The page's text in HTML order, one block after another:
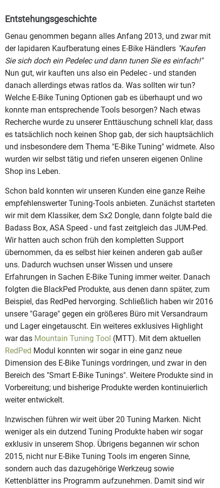
Entstehungsgeschichte
Genau genommen begann alles Anfang 2013, und zwar mit
der lapidaren Kaufberatung eines E-Bike Händlers "Kaufen
Sie sich doch ein Pedelec und dann tunen Sie es einfach!"
Nun gut, wir kauften uns also ein Pedelec - und standen
danach allerdings etwas ratlos da. Was sollten wir tun?
Welche E-Bike Tuning Optionen gab es überhaupt und wo
konnte man entsprechende Tools besorgen? Nach etwas
Recherche wurde zu unserer Enttäuschung schnell klar, dass
es tatsächlich noch keinen Shop gab, der sich hauptsächlich
und insbesondere dem Thema "E-Bike Tuning" widmete. Also
wurden wir selbst tätig und riefen unseren eigenen Online
Shop ins Leben.
Schon bald konnten wir unseren Kunden eine ganze Reihe
empfehlenswerter Tuning-Tools anbieten. Zunächst starteten
wir mit dem Klassiker, dem Sx2 Dongle, dann folgte bald die
Badass Box, ASA Speed - und fast zeitgleich das JUM-Ped.
Wir hatten auch schon früh den kompletten Support
übernommen, da es selbst hier keinen anderen gab außer
uns. Dadurch wuchsen unser Wissen und unsere
Erfahrungen in Sachen E-Bike Tuning immer weiter. Danach
folgten die BlackPed Produkte, aus denen dann später, zum
Beispiel, das RedPed hervorging. Schließlich haben wir 2016
unsere "Garage" gegen ein größeres Büro mit Versandraum
und Lager eingetauscht. Ein weiteres exklusives Highlight
war das Mountain Tuning Tool (MTT). Mit dem aktuellen
RedPed Modul konnten wir sogar in eine ganz neue
Dimension des E-Bike Tunings vordringen, und zwar in den
Bereich des "Smart E-Bike Tunings". Weitere Produkte sind in
Vorbereitung; und bisherige Produkte werden kontinuierlich
weiter entwickelt.
Inzwischen führen wir weit über 20 Tuning Marken. Nicht
weniger als ein dutzend Tuning Produkte haben wir sogar
exklusiv in unserem Shop. Übrigens begannen wir schon
2015, nicht nur E-Bike Tuning Tools im engeren Sinne,
sondern auch das dazugehörige Werkzeug sowie
Kettenblätter ins Programm aufzunehmen. Damit sind wir